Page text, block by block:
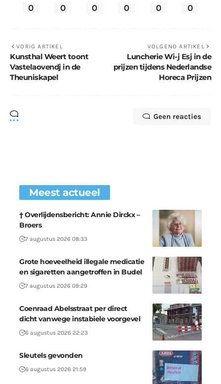
0 0 0 0 0 0
VORIG ARTIKEL
Kunsthal Weert toont
Vastelaovendj in de
Theuniskapel
VOLGEND ARTIKEL
Luncherie Wi-j Esj in de
prijzen tijdens Nederlandse
Horeca Prijzen
Geen reacties
Meest actueel
† Overlijdensbericht: Annie Dirckx –
Broers
7 augustus 2026 08:33
Grote hoeveelheid illegale medicatie
en sigaretten aangetroffen in Budel
7 augustus 2026 09:29
Coenraad Abelsstraat per direct
dicht vanwege instabiele voorgevel
6 augustus 2026 22:23
Sleutels gevonden
6 augustus 2026 21:59